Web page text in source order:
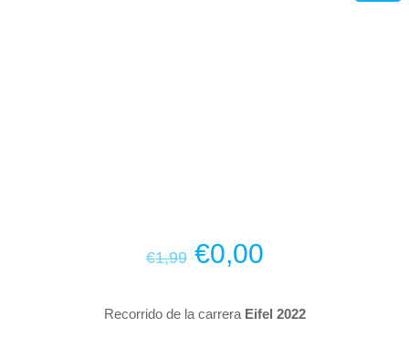
€1,99 El
precio
era:
€1,99.
€0,00El
es:
€0,00.
Recorrido de la carrera Eifel 2022